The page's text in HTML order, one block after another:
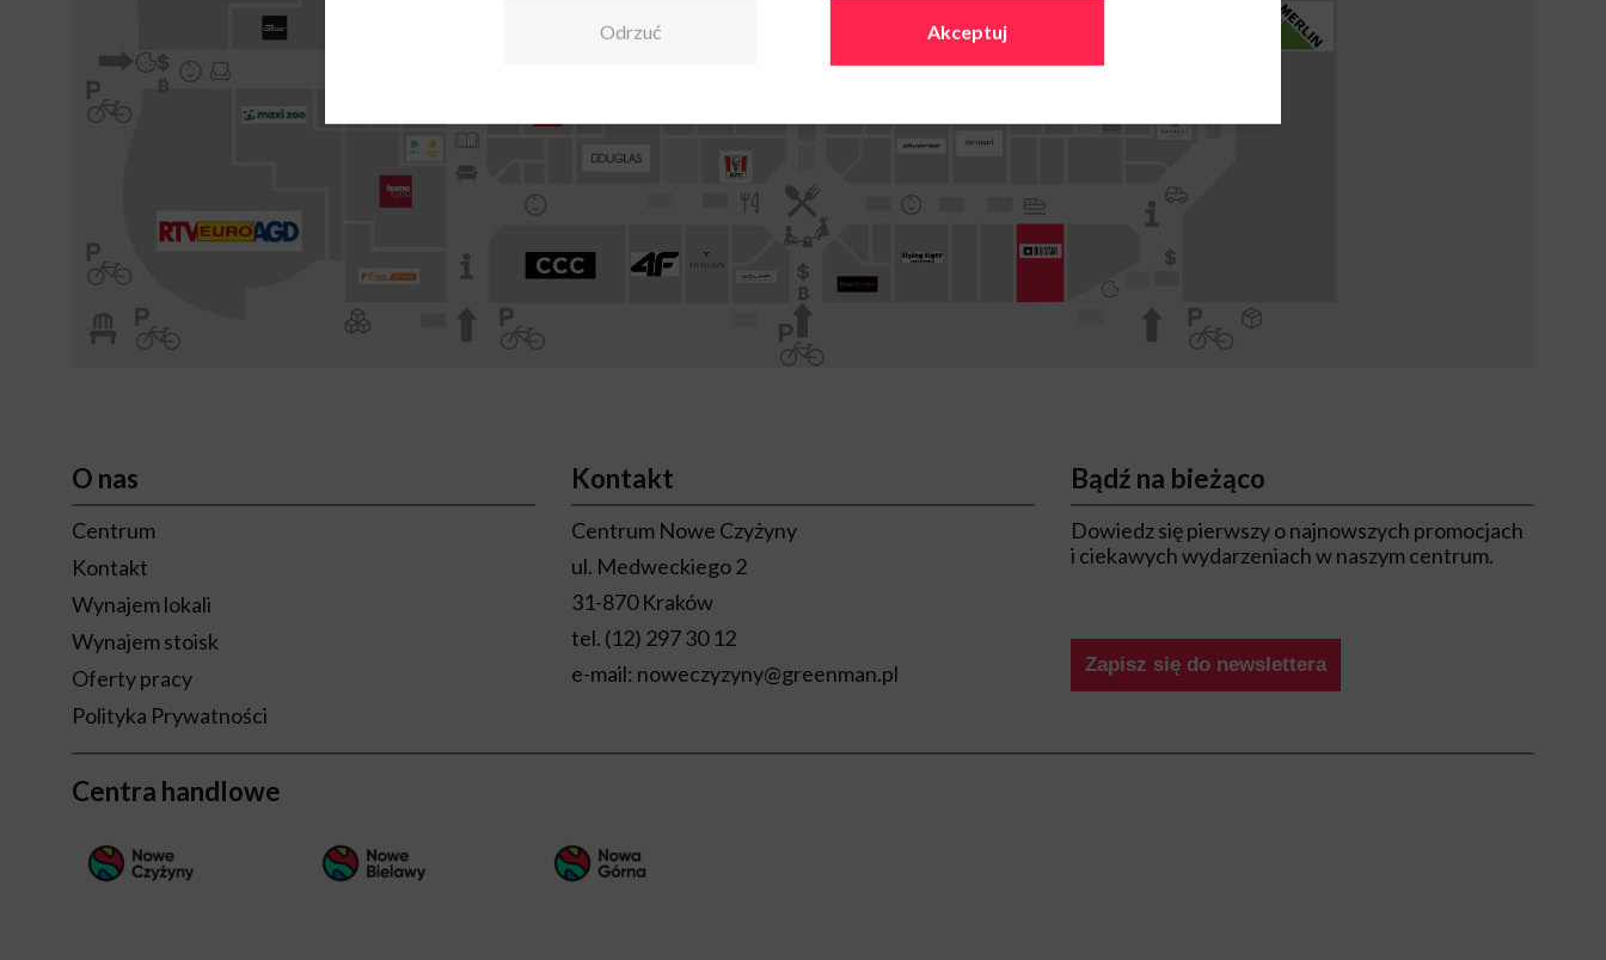
O nas
Centrum
Kontakt
Wynajem lokali
Wynajem stoisk
Oferty pracy
Polityka Prywatności
Kontakt
Centrum Nowe Czyżyny
ul. Medweckiego 2
31-870 Kraków
tel. (12) 297 30 12
e-mail: noweczyzyny@greenman.pl
Bądź na bieżąco
Dowiedz się pierwszy o najnowszych promocjach
i ciekawych wydarzeniach w naszym centrum.
Zapisz się do newslettera
Centra handlowe
Odrzuć Akceptuj